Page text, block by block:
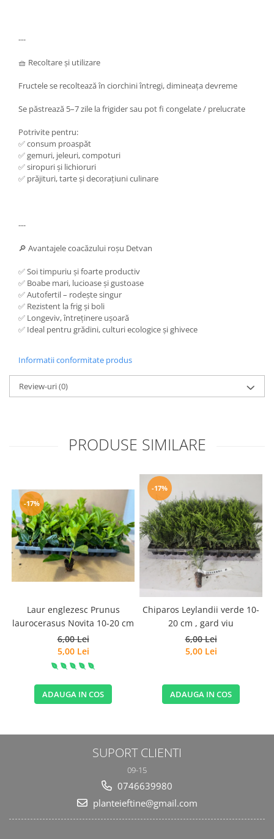
---
🧺 Recoltare și utilizare
Fructele se recoltează în ciorchini întregi, dimineața devreme
Se păstrează 5–7 zile la frigider sau pot fi congelate / prelucrate
Potrivite pentru:
✅ consum proaspăt
✅ gemuri, jeleuri, compoturi
✅ siropuri și lichioruri
✅ prăjituri, tarte și decorațiuni culinare
---
🔎 Avantajele coacăzului roșu Detvan
✅ Soi timpuriu și foarte productiv
✅ Boabe mari, lucioase și gustoase
✅ Autofertil – rodește singur
✅ Rezistent la frig și boli
✅ Longeviv, întreținere ușoară
✅ Ideal pentru grădini, culturi ecologice și ghivece
Informatii conformitate produs
Review-uri(0)
PRODUSE SIMILARE
-17%
Laur englezesc Prunus
laurocerasus Novita 10-20 cm
6,00 Lei
5,00 Lei
ADAUGA IN COS
-17%
Chiparos Leylandii verde 10-
20 cm , gard viu
6,00 Lei
5,00 Lei
ADAUGA IN COS
SUPORT CLIENTI
09-15
0746639980
planteieftine@gmail.com